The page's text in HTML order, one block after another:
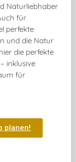
Naturliebhaber
für
perfekte
und die Natur
die perfekte
– inklusive
für
planen!